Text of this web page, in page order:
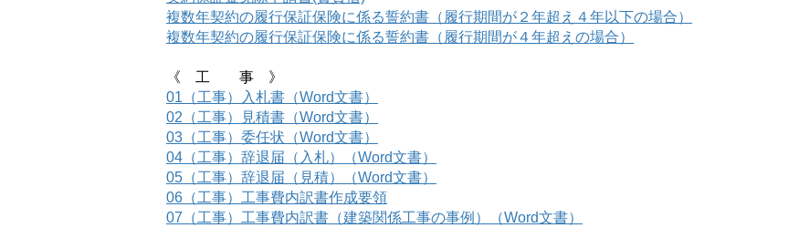
複数年契約の履行保証保険に係る誓約書（履行期間が２年超え４年以下の場合）
複数年契約の履行保証保険に係る誓約書（履行期間が４年超えの場合）
《 工 事 》
01（工事）入札書（Word文書）
02（工事）見積書（Word文書）
03（工事）委任状（Word文書）
04（工事）辞退届（入札）（Word文書）
05（工事）辞退届（見積）（Word文書）
06（工事）工事費内訳書作成要領
07（工事）工事費内訳書（建築関係工事の事例）（Word文書）